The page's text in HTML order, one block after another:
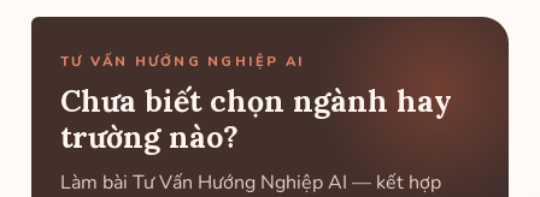
TƯ VẤN HƯỚNG NGHIỆP AI
Chưa biết chọn ngành hay
trường nào?
Làm bài Tư Vấn Hướng Nghiệp AI — kết hợp